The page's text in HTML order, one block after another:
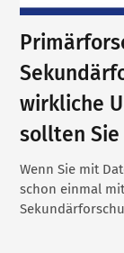
wirkliche
sollten
Wenn Sie mit
schon einmal